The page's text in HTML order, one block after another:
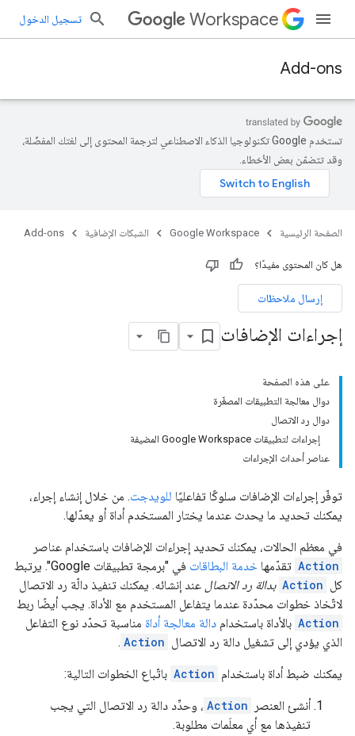
Workspace تسجيل الدخول
Add-ons
تستخدم Google تكنولوجيا الذكاء الاصطناعي لترجمة المحتوى إلى لغتك المفضّلة،
وقد تتضمّن بعض الأخطاء.
الصفحة الرئيسية Google Workspace الشبكات الإضافية Add-ons
هل كان المحتوى مفيدًا؟
إرسال ملاحظات
إجراءات الإضافات
على هذه الصفحة
دوال معالجة التطبيقات المصغّرة
دوال رد الاتصال
إجراءات لتطبيقات Google Workspace المضيفة
عناصر أحداث الإجراءات
توفّر إجراءات الإضافات سلوكًا تفاعليًا للويدجت. من خلال إنشاء إجراء،
يمكنك تحديد ما يحدث عندما يختار المستخدم أداة أو يعدّلها.
في معظم الحالات، يمكنك تحديد إجراءات الإضافات باستخدام عناصر
Action تقدّمها خدمة البطاقات
في "برمجة تطبيقات Google". يرتبط
كل Action بدالة رد الاتصال عند إنشائه. يمكنك تنفيذ دالّة رد الاتصال
لاتّخاذ خطوات محدّدة عندما يتفاعل المستخدم مع الأداة. يجب أيضًا ربط
Action بالأداة باستخدام دالة معالجة أداة مناسبة تحدّد نوع التفاعل
الذي يؤدي إلى تشغيل دالة رد الاتصال Action
.
يمكنك ضبط أداة باستخدام Action باتّباع الخطوات التالية:
أنشئ العنصر Action ، وحدِّد دالة رد الاتصال التي يجب
تنفيذها مع أي معلَمات مطلوبة.